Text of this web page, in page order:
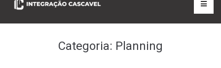
Categoria: Planning